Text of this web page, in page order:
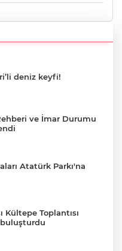
deniz keyfi!
ve İmar Durumu
Atatürk Parkı'na
Kültepe Toplantısı
buluşturdu